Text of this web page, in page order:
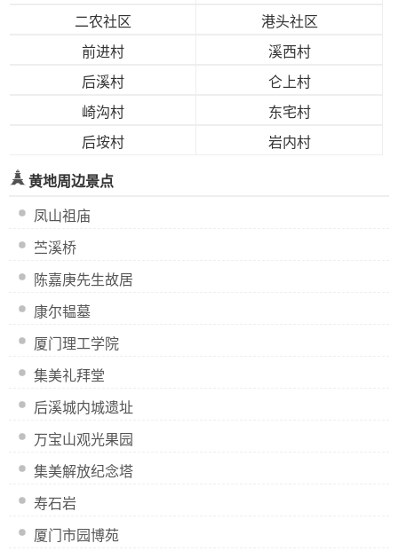
二农社区
港头社区
前进村
溪西村
后溪村
仑上村
崎沟村
东宅村
后垵村
岩内村
黄地周边景点
凤山祖庙
苎溪桥
陈嘉庚先生故居
康尔韫墓
厦门理工学院
集美礼拜堂
后溪城内城遗址
万宝山观光果园
集美解放纪念塔
寿石岩
厦门市园博苑